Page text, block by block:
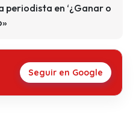
periodista en ‘¿Ganar o
Seguir en Google